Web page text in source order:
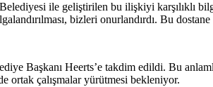
ile geliştirilen bu ilişkiyi karşılıklı
bizleri onurlandırdı. Bu
Başkanı Heerts’e takdim edildi. Bu
ortak çalışmalar yürütmesi bekleniyor.